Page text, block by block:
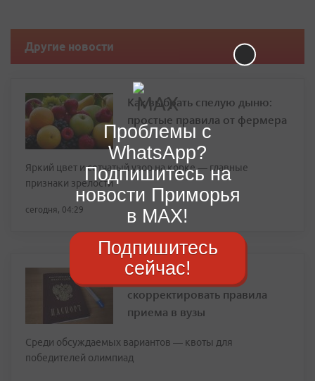
Другие новости
Как выбрать спелую дыню:
простые правила от фермера
Яркий цвет и сетчатый узор на корке — главные
признаки зрелости
сегодня, 04:29
В Минобрнауки могут
скорректировать правила
приема в вузы
Среди обсуждаемых вариантов — квоты для
победителей олимпиад
Проблемы с
WhatsApp?
Подпишитесь на
новости Приморья
в MAX!
Подпишитесь
сейчас!